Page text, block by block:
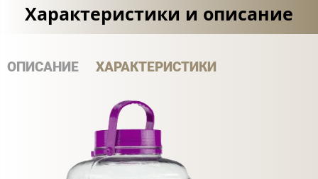
Характеристики и описание
ОПИСАНИЕ ХАРАКТЕРИСТИКИ